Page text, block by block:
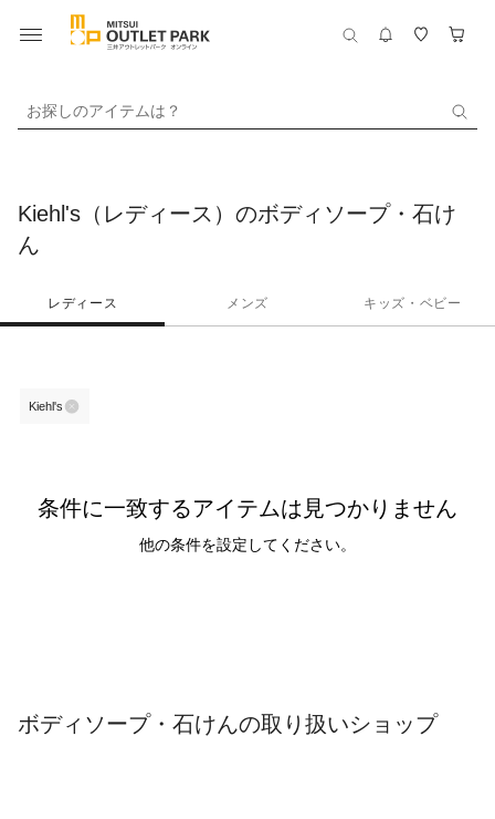
お探しのアイテムは？
Kiehl's（レディース）のボディソープ・石け
ん
レディース メンズ キッズ・ベビー
Kiehl's
条件に一致するアイテムは見つかりません
他の条件を設定してください。
ボディソープ・石けんの取り扱いショップ